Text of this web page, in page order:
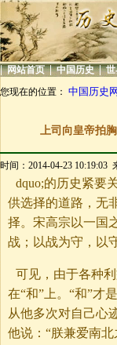
| 网站首页 | 中国历史 |
您现在的位置： 中国历史网
上司向皇帝拍
时间：2014-04-23 10:19:03
dquo;的历史紧要
供选择的道路，无
择。宋高宗以一国
战；以战为守，以
可见，由于各种
在“和”上。“和”才
从他多次对自己心
他说：“朕兼爱南